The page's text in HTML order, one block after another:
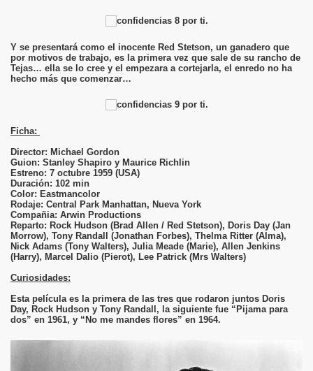
Y se presentará como el inocente Red Stetson, un ganadero que
por motivos de trabajo, es la primera vez que sale de su rancho de
Tejas… ella se lo cree y el empezara a cortejarla, el enredo no ha
hecho más que comenzar…
Ficha:
Director: Michael Gordon
Guion: Stanley Shapiro y Maurice Richlin
Estreno: 7 octubre 1959 (USA)
Duración: 102 min
Color: Eastmancolor
Rodaje: Central Park Manhattan, Nueva York
Compañia: Arwin Productions
Reparto: Rock Hudson (Brad Allen / Red Stetson), Doris Day (Jan
Morrow), Tony Randall (Jonathan Forbes), Thelma Ritter (Alma),
Nick Adams (Tony Walters), Julia Meade (Marie), Allen Jenkins
(Harry), Marcel Dalio (Pierot), Lee Patrick (Mrs Walters)
Curiosidades:
Esta película es la primera de las tres que rodaron juntos Doris
Day, Rock Hudson y Tony Randall, la siguiente fue “Pijama para
dos” en 1961, y “No me mandes flores” en 1964.